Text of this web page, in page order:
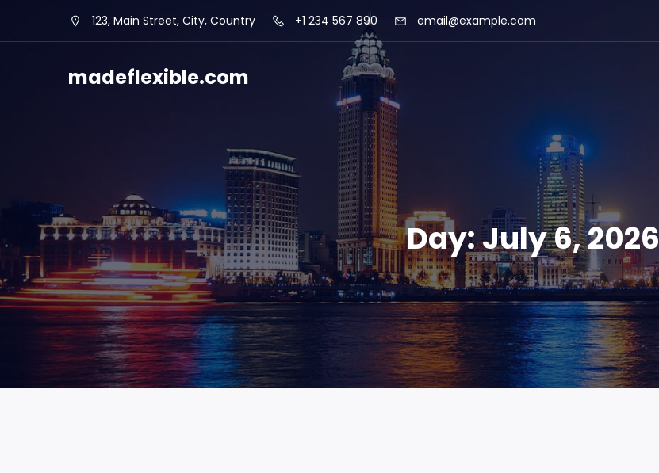
123, Main Street, City, Country +1 234 567 890 email@example.com
madeflexible.com
Day:July 6, 2026